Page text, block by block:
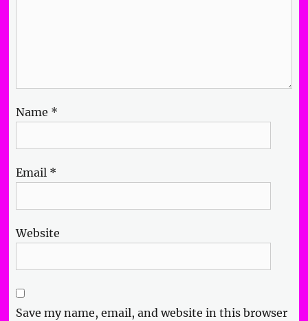
Name *
Email *
Website
Save my name, email, and website in this browser